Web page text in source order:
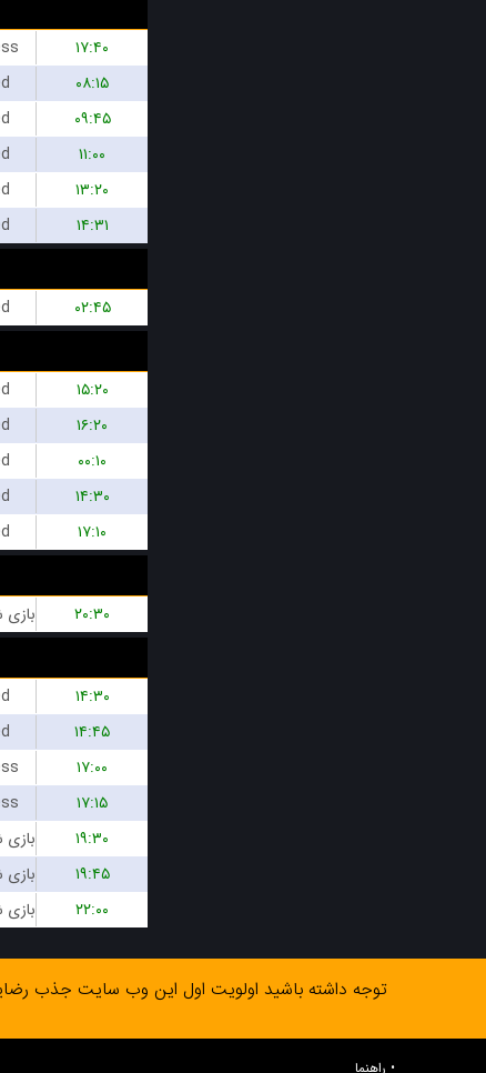
۱۷:۴۰
۰۸:۱۵
۰۹:۴۵
۱۱:۰۰
۱۳:۲۰
۱۴:۳۱
۰۲:۴۵
۱۵:۲۰
۱۶:۲۰
۰۰:۱۰
۱۴:۳۰
۱۷:۱۰
۲۰:۳۰
۱۴:۳۰
۱۴:۴۵
۱۷:۰۰
۱۷:۱۵
۱۹:۳۰
۱۹:۴۵
۲۲:۰۰
توجه داشته باشید اولویت اول این وب سایت جذب
راهنما